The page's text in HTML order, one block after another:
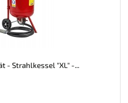
- Strahlkessel "XL" -...